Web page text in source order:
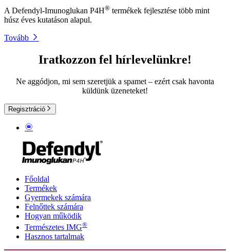
A Defendyl-Imunoglukan P4H® termékek fejlesztése több mint
húsz éves kutatáson alapul.
Tovább
Iratkozzon fel hírlevelünkre!
Ne aggódjon, mi sem szeretjük a spamet – ezért csak havonta
küldünk üzeneteket!
Regisztráció
Főoldal
Termékek
Gyermekek számára
Felnőttek számára
Hogyan működik
Természetes IMG®
Hasznos tartalmak